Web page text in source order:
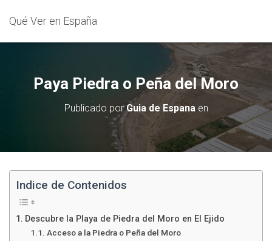
Qué Ver en España
Paya Piedra o Peña del Moro
Publicado porGuia de Espanaen
Indice de Contenidos
Descubre la Playa de Piedra del Moro en El Ejido
Acceso a la Piedra o Peña del Moro